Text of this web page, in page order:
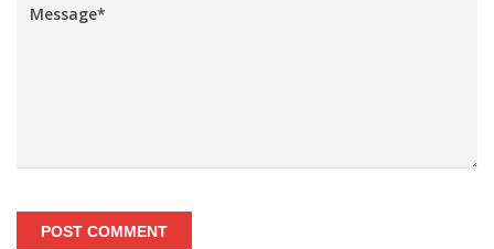
POST COMMENT